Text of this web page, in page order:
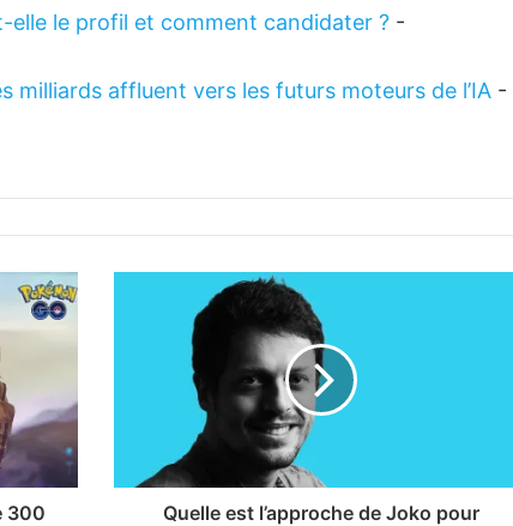
elle le profil et comment candidater ? -
milliards affluent vers les futurs moteurs de l’IA -
300 Quelle est l’approche de Joko pour